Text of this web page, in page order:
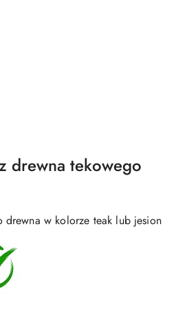
drewna tekowego
drewna w kolorze teak lub jesion